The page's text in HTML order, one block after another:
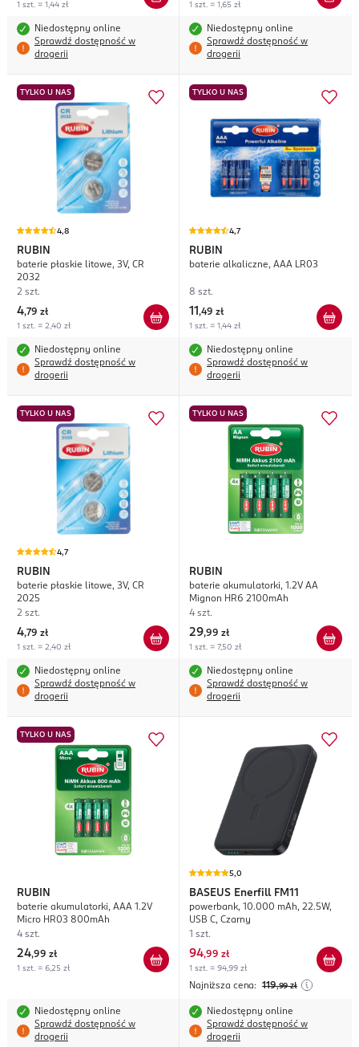
1 szt. = 1,44 zł
Niedostępny online
Sprawdź dostępność w
drogerii
1 szt. = 1,65 zł
Niedostępny online
Sprawdź dostępność w
drogerii
TYLKO U NAS
4,8
RUBIN
baterie płaskie litowe, 3V, CR
2032
2 szt.
4,79 zł
1 szt. = 2,40 zł
Niedostępny online
Sprawdź dostępność w
drogerii
TYLKO U NAS
4,7
RUBIN
baterie alkaliczne, AAA LR03
8 szt.
11 ,49 zł
1 szt. = 1,44 zł
Niedostępny online
Sprawdź dostępność w
drogerii
TYLKO U NAS
4,7
RUBIN
baterie płaskie litowe, 3V, CR
2025
2 szt.
4,79 zł
1 szt. = 2,40 zł
Niedostępny online
Sprawdź dostępność w
drogerii
TYLKO U NAS
RUBIN
baterie akumulatorki, 1.2V AA
Mignon HR6 2100mAh
4 szt.
29,99 zł
1 szt. = 7,50 zł
Niedostępny online
Sprawdź dostępność w
drogerii
TYLKO U NAS
RUBIN
baterie akumulatorki, AAA 1.2V
Micro HR03 800mAh
4 szt.
24,99 zł
1 szt. = 6,25 zł
Niedostępny online
Sprawdź dostępność w
drogerii
5,0
BASEUS Enerfill FM11
powerbank, 10.000 mAh, 22.5W,
USB C, Czarny
1 szt.
94,99 zł
1 szt. = 94,99 zł
Najniższa cena: 119,99 zł
Niedostępny online
Sprawdź dostępność w
drogerii